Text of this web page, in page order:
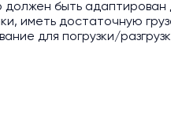
должен быть адаптирован
иметь достаточную
для погрузки/